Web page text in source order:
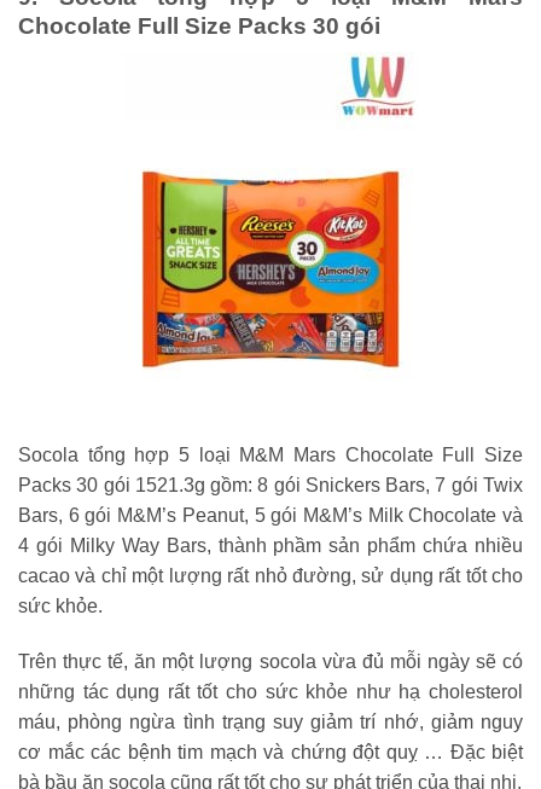
Chocolate Full Size Packs 30 gói
Socola tổng hợp 5 loại M&M Mars Chocolate Full Size
Packs 30 gói 1521.3g gồm: 8 gói Snickers Bars, 7 gói Twix
Bars, 6 gói M&M’s Peanut, 5 gói M&M’s Milk Chocolate và
4 gói Milky Way Bars, thành phầm sản phẩm chứa nhiều
cacao và chỉ một lượng rất nhỏ đường, sử dụng rất tốt cho
sức khỏe.
Trên thực tế, ăn một lượng socola vừa đủ mỗi ngày sẽ có
những tác dụng rất tốt cho sức khỏe như hạ cholesterol
máu, phòng ngừa tình trạng suy giảm trí nhớ, giảm nguy
cơ mắc các bệnh tim mạch và chứng đột quỵ … Đặc biệt
bà bầu ăn socola cũng rất tốt cho sự phát triển của thai nhi.